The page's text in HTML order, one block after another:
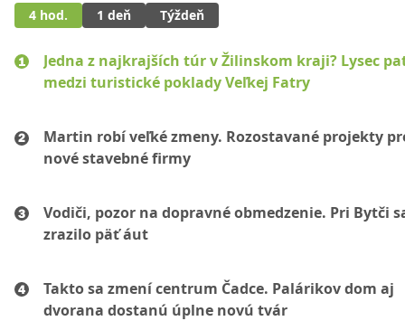
4 hod. 1 deň Týždeň
Jedna z najkrajších túr v Žilinskom kraji? Lysec
medzi turistické poklady Veľkej Fatry
Martin robí veľké zmeny. Rozostavané projekty
nové stavebné firmy
Vodiči, pozor na dopravné obmedzenie. Pri Bytči
zrazilo päť áut
Takto sa zmení centrum Čadce. Palárikov dom aj
dvorana dostanú úplne novú tvár